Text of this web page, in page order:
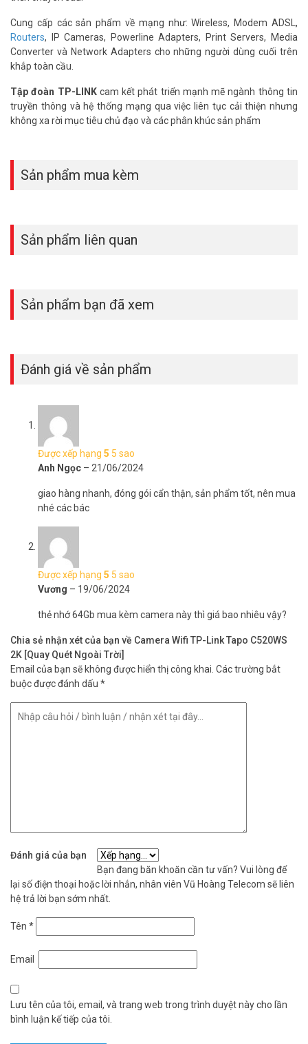
Cung cấp các sản phẩm về mạng như: Wireless, Modem ADSL,
Routers, IP Cameras, Powerline Adapters, Print Servers, Media
Converter và Network Adapters cho những người dùng cuối trên
khắp toàn cầu.
Tập đoàn TP-LINKcam kết phát triển mạnh mẽ ngành thông tin
truyền thông và hệ thống mạng qua việc liên tục cải thiện nhưng
không xa rời mục tiêu chủ đạo và các phân khúc sản phẩm
Sản phẩm mua kèm
Sản phẩm liên quan
Sản phẩm bạn đã xem
Đánh giá về sản phẩm
Được xếp hạng 5 5 sao
Anh Ngọc – 21/06/2024
giao hàng nhanh, đóng gói cẩn thận, sản phẩm tốt, nên mua
nhé các bác
Được xếp hạng 5 5 sao
Vương – 19/06/2024
thẻ nhớ 64Gb mua kèm camera này thì giá bao nhiêu vậy?
Chia sẻ nhận xét của bạn về Camera Wifi TP-Link Tapo C520WS
2K [Quay Quét Ngoài Trời]
Email của bạn sẽ không được hiển thị công khai. Các trường bắt
buộc được đánh dấu *
Đánh giá của bạn
Bạn đang băn khoăn cần tư vấn? Vui lòng để
lại số điện thoại hoặc lời nhắn, nhân viên Vũ Hoàng Telecom sẽ liên
hệ trả lời bạn sớm nhất.
Tên *
Email
Lưu tên của tôi, email, và trang web trong trình duyệt này cho lần
bình luận kế tiếp của tôi.